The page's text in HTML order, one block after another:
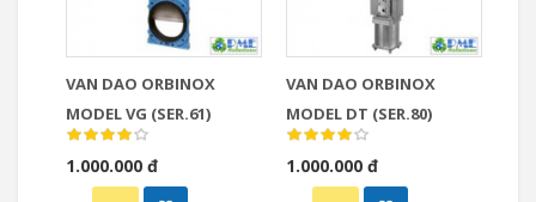
VAN DAO ORBINOX
MODEL VG (SER.61)
1.000.000 đ
VAN DAO ORBINOX
MODEL DT (SER.80)
1.000.000 đ